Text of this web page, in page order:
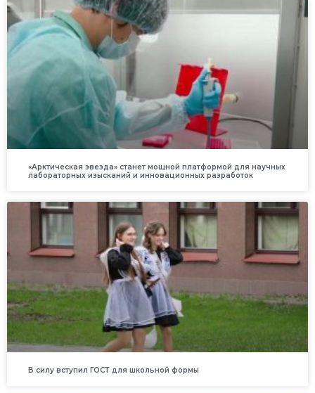
«Арктическая звезда» станет мощной платформой для научных
лабораторных изысканий и инновационных разработок
В силу вступил ГОСТ для школьной формы